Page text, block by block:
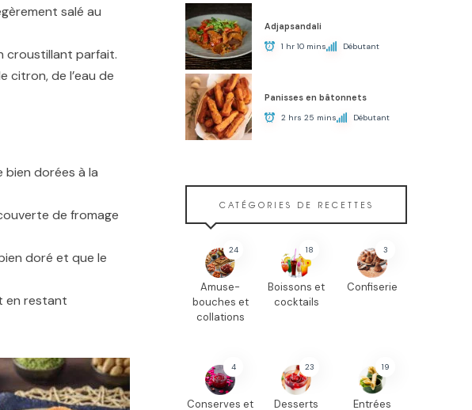
salé au
croustillant parfait.
citron, de l’eau de
dorées à la
de fromage
doré et que le
en restant
Adjapsandali
1 hr 10 mins Débutant
Panisses en bâtonnets
2 hrs 25 mins Débutant
CATÉGORIES DE RECETTES
24
Amuse-
bouches et
collations
18
Boissons et
cocktails
3
Confiserie
4
Conserves et
23
Desserts
19
Entrées